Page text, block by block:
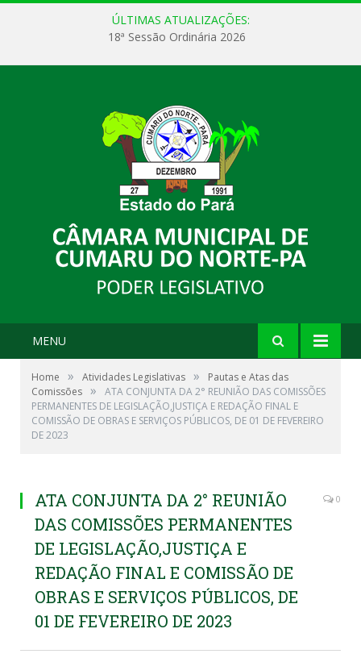
ÚLTIMAS ATUALIZAÇÕES:
18ª Sessão Ordinária 2026
MENU
Home » Atividades Legislativas »
Pautas e Atas das
Comissões »
ATA CONJUNTA DA 2° REUNIÃO DAS COMISSÕES
PERMANENTES DE LEGISLAÇÃO,JUSTIÇA E REDAÇÃO FINAL E
COMISSÃO DE OBRAS E SERVIÇOS PÚBLICOS, DE 01 DE FEVEREIRO
DE 2023
ATA CONJUNTA DA 2° REUNIÃO
DAS COMISSÕES PERMANENTES
DE LEGISLAÇÃO,JUSTIÇA E
REDAÇÃO FINAL E COMISSÃO DE
OBRAS E SERVIÇOS PÚBLICOS, DE
01 DE FEVEREIRO DE 2023
0